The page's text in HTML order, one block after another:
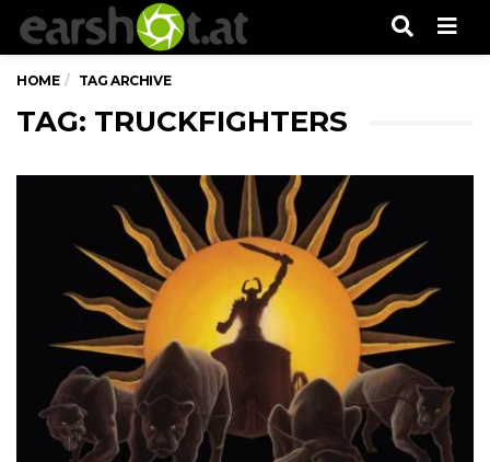
HOME TAG ARCHIVE
TAG: TRUCKFIGHTERS